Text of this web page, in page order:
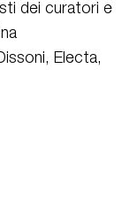
dei curatori e
Electa,